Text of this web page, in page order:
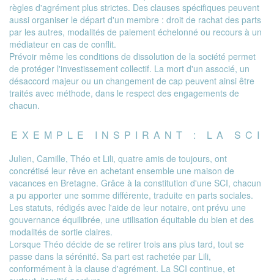
règles d'agrément plus strictes. Des clauses spécifiques peuvent
aussi organiser le départ d'un membre : droit de rachat des parts
par les autres, modalités de paiement échelonné ou recours à un
médiateur en cas de conflit.
Prévoir même les conditions de dissolution de la société permet
de protéger l'investissement collectif. La mort d'un associé, un
désaccord majeur ou un changement de cap peuvent ainsi être
traités avec méthode, dans le respect des engagements de
chacun.
EXEMPLE INSPIRANT : LA SCI
Julien, Camille, Théo et Lili, quatre amis de toujours, ont
concrétisé leur rêve en achetant ensemble une maison de
vacances en Bretagne. Grâce à la constitution d'une SCI, chacun
a pu apporter une somme différente, traduite en parts sociales.
Les statuts, rédigés avec l'aide de leur notaire, ont prévu une
gouvernance équilibrée, une utilisation équitable du bien et des
modalités de sortie claires.
Lorsque Théo décide de se retirer trois ans plus tard, tout se
passe dans la sérénité. Sa part est rachetée par Lili,
conformément à la clause d'agrément. La SCI continue, et